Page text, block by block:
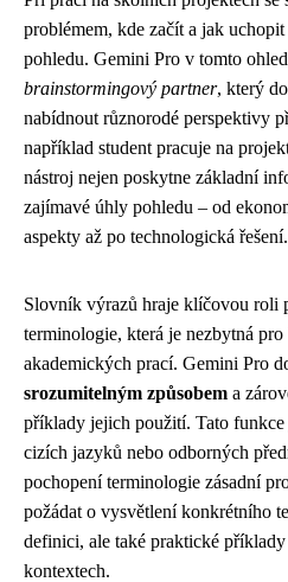
problémem, kde začít a jak
pohledu. Gemini Pro v tomto
brainstormingový partner, který
nabídnout různorodé perspektivy
například student pracuje na
nástroj nejen poskytne základní
zajímavé úhly pohledu – od
aspekty až po technologická řešení.
Slovník výrazů hraje klíčovou roli
terminologie, která je nezbytná
akademických prací. Gemini Pro
srozumitelným způsobem a
příklady jejich použití. Tato funkce
cizích jazyků nebo odborných
pochopení terminologie zásadní
požádat o vysvětlení konkrétního
definici, ale také praktické
kontextech.